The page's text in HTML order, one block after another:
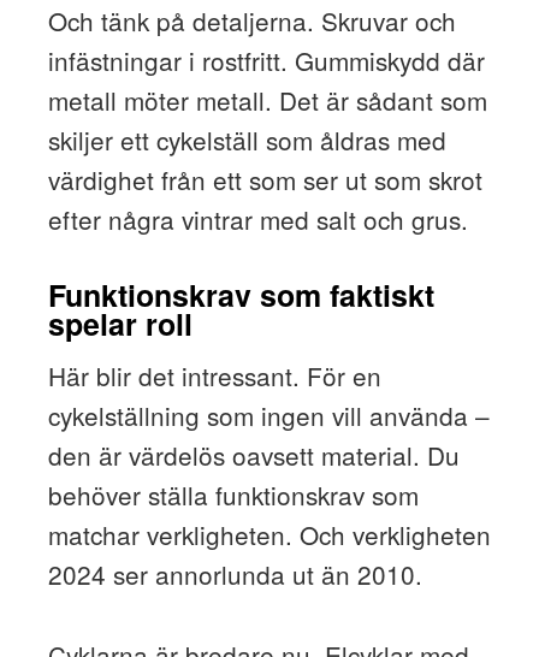
Och tänk på detaljerna. Skruvar och
infästningar i rostfritt. Gummiskydd där
metall möter metall. Det är sådant som
skiljer ett cykelställ som åldras med
värdighet från ett som ser ut som skrot
efter några vintrar med salt och grus.
Funktionskrav som faktiskt
spelar roll
Här blir det intressant. För en
cykelställning som ingen vill använda –
den är värdelös oavsett material. Du
behöver ställa funktionskrav som
matchar verkligheten. Och verkligheten
2024 ser annorlunda ut än 2010.